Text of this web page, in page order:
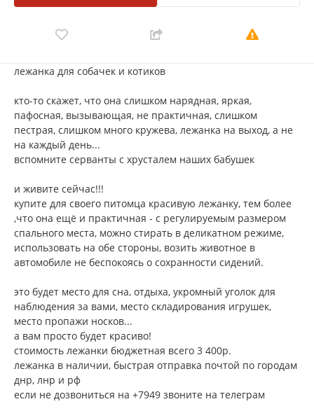
лежанка для собачек и котиков
кто-то скажет, что она слишком нарядная, яркая,
пафосная, вызывающая, не практичная, слишком
пестрая, слишком много кружева, лежанка на выход, а не
на каждый день...
вспомните серванты с хрусталем наших бабушек
и живите сейчас!!!
купите для своего питомца красивую лежанку, тем более
,что она ещё и практичная - с регулируемым размером
спального места, можно стирать в деликатном режиме,
использовать на обе стороны, возить животное в
автомобиле не беспокоясь о сохранности сидений.
это будет место для сна, отдыха, укромный уголок для
наблюдения за вами, место складирования игрушек,
место пропажи носков...
а вам просто будет красиво!
стоимость лежанки бюджетная всего 3 400р.
лежанка в наличии, быстрая отправка почтой по городам
днр, лнр и рф
если не дозвониться на +7949 звоните на телеграм